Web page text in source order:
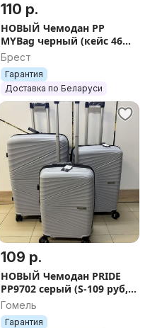
110 р.
НОВЫЙ Чемодан PP
MYBag черный (кейс 46
руб, S 110 руб, М 165 р, L
165 руб) + БЕСПЛАТНАЯ
ОТПРАВКА
Брест
Гарантия
Доставка по Беларуси
109 р.
НОВЫЙ Чемодан PRIDE
PP9702 серый (S-109 руб,
M-170 руб) + БЕСПЛАТНАЯ
ДОСТАВКА ПО БЕЛАРУСИ
Гомель
Гарантия